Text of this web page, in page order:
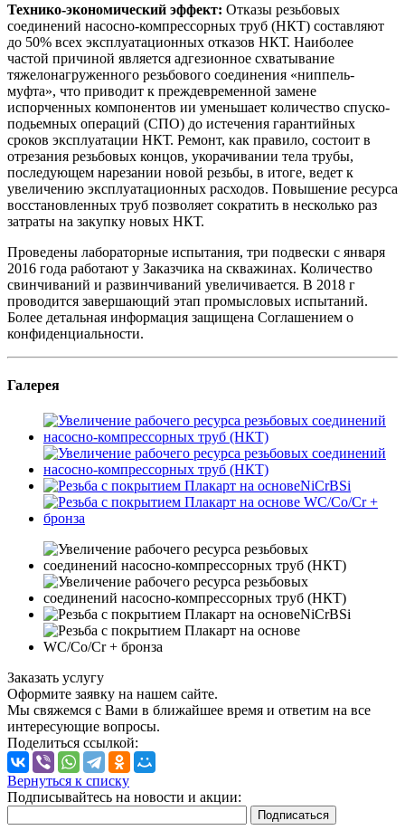
Технико-экономический эффект: Отказы резьбовых
соединений насосно-компрессорных труб (НКТ) составляют
до 50% всех эксплуатационных отказов НКТ. Наиболее
частой причиной является адгезионное схватывание
тяжелонагруженного резьбового соединения «ниппель-
муфта», что приводит к преждевременной замене
испорченных компонентов ии уменьшает количество спуско-
подьемных операций (СПО) до истечения гарантийных
сроков эксплуатации НКТ. Ремонт, как правило, состоит в
отрезания резьбовых концов, укорачивании тела трубы,
последующем нарезании новой резьбы, в итоге, ведет к
увеличению эксплуатационных расходов. Повышение ресурса
восстановленных труб позволяет сократить в несколько раз
затраты на закупку новых НКТ.
Проведены лабораторные испытания, три подвески с января
2016 года работают у Заказчика на скважинах. Количество
свинчиваний и развинчиваний увеличивается. В 2018 г
проводится завершающий этап промысловых испытаний.
Более детальная информация защищена Соглашением о
конфиденциальности.
Галерея
Заказать услугу
Оформите заявку на нашем сайте.
Мы свяжемся с Вами в ближайшее время и ответим на все
интересующие вопросы.
Поделиться ссылкой:
Вернуться к списку
Подписывайтесь на новости и акции: